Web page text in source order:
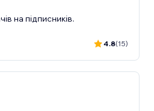
на підписників.
4.8(15)